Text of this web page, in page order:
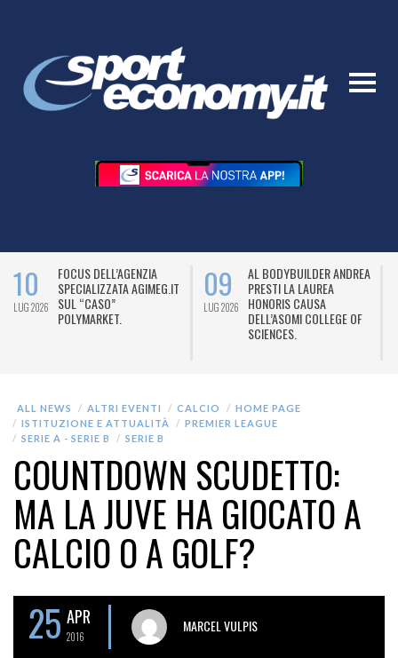
10
LUG 2026
FOCUS DELL’AGENZIA
SPECIALIZZATA AGIMEG.IT
SUL “CASO”
POLYMARKET.
09
LUG 2026
AL BODYBUILDER ANDREA
PRESTI LA LAUREA
HONORIS CAUSA
DELL’ASOMI COLLEGE OF
SCIENCES.
ALL NEWS ALTRI EVENTI CALCIO
HOME PAGE
ISTITUZIONE E ATTUALITÀ
PREMIER LEAGUE
SERIE A - SERIE B
SERIE B
COUNTDOWN SCUDETTO:
MA LA JUVE HA GIOCATO A
CALCIO O A GOLF?
25 APR
2016
MARCEL VULPIS